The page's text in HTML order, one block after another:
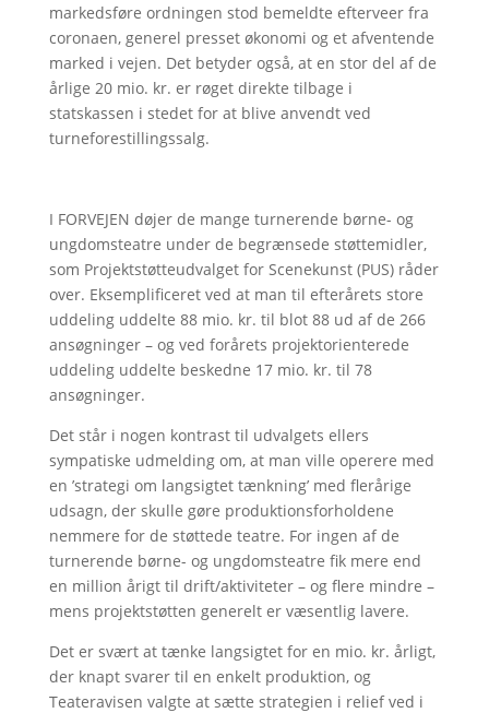
markedsføre ordningen stod bemeldte efterveer fra
coronaen, generel presset økonomi og et afventende
marked i vejen. Det betyder også, at en stor del af de
årlige 20 mio. kr. er røget direkte tilbage i
statskassen i stedet for at blive anvendt ved
turneforestillingssalg.
I FORVEJEN døjer de mange turnerende børne- og
ungdomsteatre under de begrænsede støttemidler,
som Projektstøtteudvalget for Scenekunst (PUS) råder
over. Eksemplificeret ved at man til efterårets store
uddeling uddelte 88 mio. kr. til blot 88 ud af de 266
ansøgninger – og ved forårets projektorienterede
uddeling uddelte beskedne 17 mio. kr. til 78
ansøgninger.
Det står i nogen kontrast til udvalgets ellers
sympatiske udmelding om, at man ville operere med
en ’strategi om langsigtet tænkning’ med flerårige
udsagn, der skulle gøre produktionsforholdene
nemmere for de støttede teatre. For ingen af de
turnerende børne- og ungdomsteatre fik mere end
en million årigt til drift/aktiviteter – og flere mindre –
mens projektstøtten generelt er væsentlig lavere.
Det er svært at tænke langsigtet for en mio. kr. årligt,
der knapt svarer til en enkelt produktion, og
Teateravisen valgte at sætte strategien i relief ved i